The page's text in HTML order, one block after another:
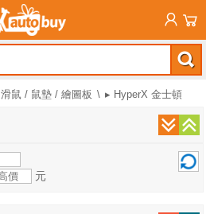
滑鼠 / 鼠墊 / 繪圖板 ▸ HyperX 金士頓
元